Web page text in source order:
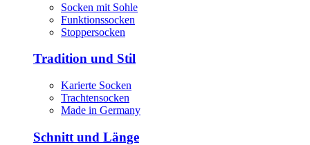
Socken mit Sohle
Funktionssocken
Stoppersocken
Tradition und Stil
Karierte Socken
Trachtensocken
Made in Germany
Schnitt und Länge